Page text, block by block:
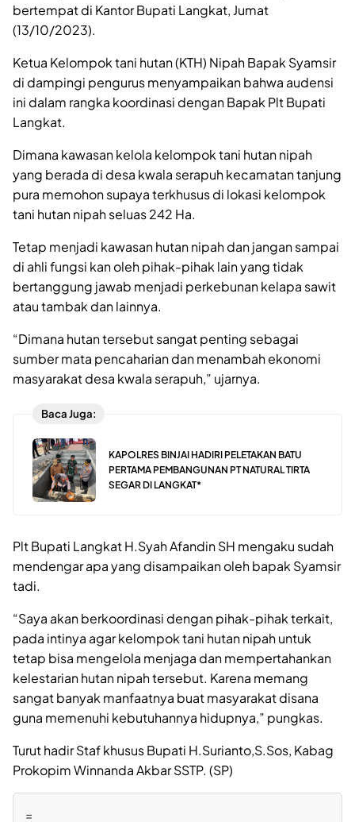
bertempat di Kantor Bupati Langkat, Jumat
(13/10/2023).
Ketua Kelompok tani hutan (KTH) Nipah Bapak Syamsir
di dampingi pengurus menyampaikan bahwa audensi
ini dalam rangka koordinasi dengan Bapak Plt Bupati
Langkat.
Dimana kawasan kelola kelompok tani hutan nipah
yang berada di desa kwala serapuh kecamatan tanjung
pura memohon supaya terkhusus di lokasi kelompok
tani hutan nipah seluas 242 Ha.
Tetap menjadi kawasan hutan nipah dan jangan sampai
di ahli fungsi kan oleh pihak-pihak lain yang tidak
bertanggung jawab menjadi perkebunan kelapa sawit
atau tambak dan lainnya.
“Dimana hutan tersebut sangat penting sebagai
sumber mata pencaharian dan menambah ekonomi
masyarakat desa kwala serapuh,” ujarnya.
Baca Juga:
KAPOLRES BINJAI HADIRI PELETAKAN BATU
PERTAMA PEMBANGUNAN PT NATURAL TIRTA
SEGAR DI LANGKAT*
Plt Bupati Langkat H.Syah Afandin SH mengaku sudah
mendengar apa yang disampaikan oleh bapak Syamsir
tadi.
“Saya akan berkoordinasi dengan pihak-pihak terkait,
pada intinya agar kelompok tani hutan nipah untuk
tetap bisa mengelola menjaga dan mempertahankan
kelestarian hutan nipah tersebut. Karena memang
sangat banyak manfaatnya buat masyarakat disana
guna memenuhi kebutuhannya hidupnya,” pungkas.
Turut hadir Staf khusus Bupati H.Surianto,S.Sos, Kabag
Prokopim Winnanda Akbar SSTP. (SP)
=